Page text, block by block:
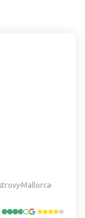
Mallorca